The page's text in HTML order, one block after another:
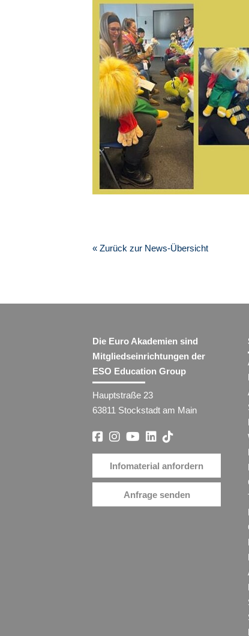
« Zurück zur News-Übersicht
Die Euro Akademien sind
Mitgliedseinrichtungen der
ESO Education Group
Hauptstraße 23
63811 Stockstadt am Main
Infomaterial anfordern
Anfrage senden